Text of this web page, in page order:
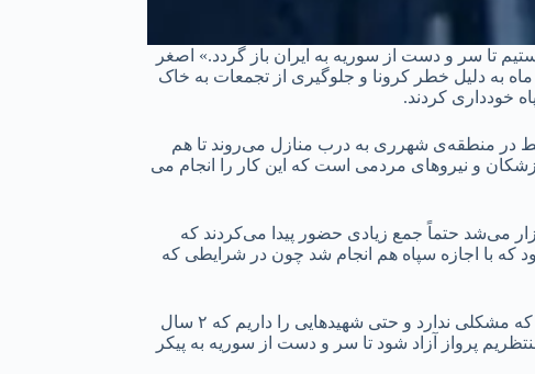
تا سر و دست از سوریه به ایران باز گردد.» اصغر
به دلیل خطر کرونا و جلوگیری از تجمعات به خاک
خودداری کردند.
در منطقه‌ی شهرری به درب منازل می‌روند تا هم
و نیروهای مردمی است که این کار را انجام می
می‌شد حتماً جمع زیادی حضور پیدا می‌کردند که
که با اجازه سپاه هم انجام شد چون در شرایطی که
برادر شهید در پایان گفت:«از مراجع در مورد ماجرای خاکسپاری برادرم سوال کردم که هنوز به خاک سپرده نشده است و متوجه شدیم که مشکلی ندارد و حتی شهید‌هایی را داریم که ۲ سال
پرواز آزاد شود تا سر و دست از سوریه به پیکر